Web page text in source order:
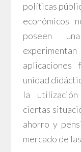
políticas
económicos
poseen
aplicaciones
unidad
la
ciertas
ahorro y
mercado de